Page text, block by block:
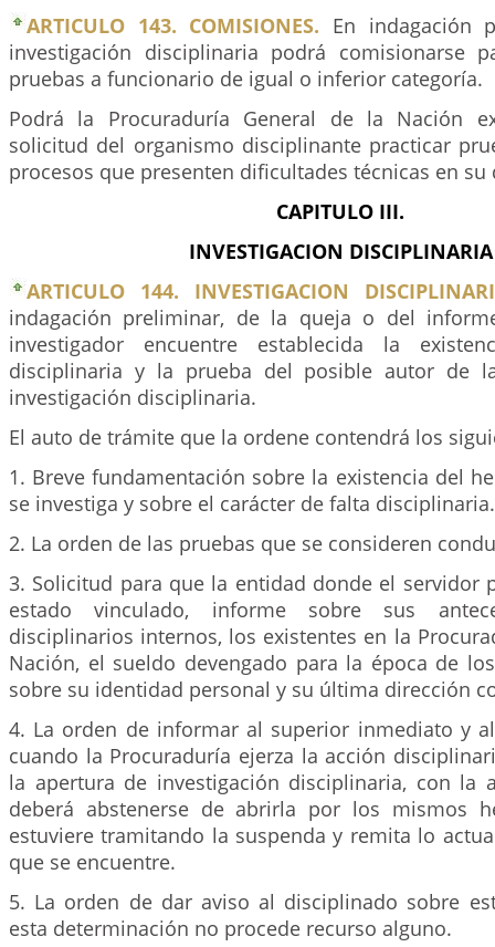
ARTICULO 143. COMISIONES. En indagación
investigación disciplinaria podrá comisionarse
pruebas a funcionario de igual o inferior categoría.
Podrá la Procuraduría General de la Nación
solicitud del organismo disciplinante practicar
procesos que presenten dificultades técnicas en su
CAPITULO III.
INVESTIGACION DISCIPLINARIA
ARTICULO 144. INVESTIGACION
indagación preliminar, de la queja o del
investigador encuentre establecida la
disciplinaria y la prueba del posible autor de
investigación disciplinaria.
El auto de trámite que la ordene contendrá los
1. Breve fundamentación sobre la existencia del
se investiga y sobre el carácter de falta disciplinaria.
2. La orden de las pruebas que se consideren
3. Solicitud para que la entidad donde el servidor
estado vinculado, informe sobre sus
disciplinarios internos, los existentes en la
Nación, el sueldo devengado para la época de
sobre su identidad personal y su última dirección
4. La orden de informar al superior inmediato y
cuando la Procuraduría ejerza la acción
la apertura de investigación disciplinaria, con la
deberá abstenerse de abrirla por los mismos
estuviere tramitando la suspenda y remita lo
que se encuentre.
5. La orden de dar aviso al disciplinado sobre
esta determinación no procede recurso alguno.